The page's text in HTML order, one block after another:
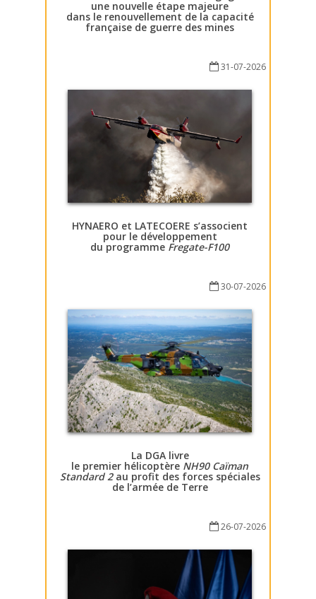
une nouvelle étape majeure
dans le renouvellement de la capacité
française de guerre des mines
31-07-2026
HYNAERO et LATECOERE s’associent
pour le développement
du programme Fregate-F100
30-07-2026
La DGA livre
le premier hélicoptère NH90 Caïman
Standard 2au profit des forces spéciales
de l’armée de Terre
26-07-2026